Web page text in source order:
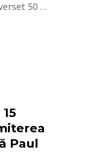
50 …
Paul